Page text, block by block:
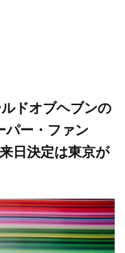
ドオブヘブンの
パー・ファン
日決定は東京が